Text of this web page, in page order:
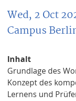
Wed, 2 Oct
Campus
Inhalt
Grundlage des
Konzept des
Lernens und